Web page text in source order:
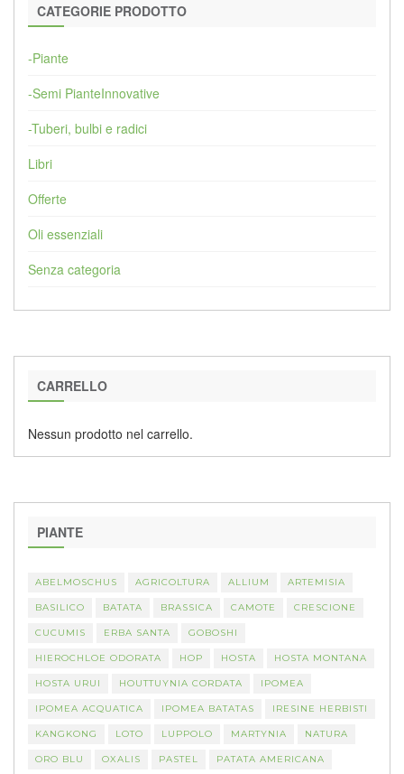
CATEGORIE PRODOTTO
-Piante
-Semi PianteInnovative
-Tuberi, bulbi e radici
Libri
Offerte
Oli essenziali
Senza categoria
CARRELLO
Nessun prodotto nel carrello.
PIANTE
ABELMOSCHUS AGRICOLTURA ALLIUM ARTEMISIA
BASILICO BATATA BRASSICA CAMOTE CRESCIONE
CUCUMIS ERBA SANTA GOBOSHI
HIEROCHLOE ODORATA HOP HOSTA HOSTA MONTANA
HOSTA URUI HOUTTUYNIA CORDATA IPOMEA
IPOMEA ACQUATICA IPOMEA BATATAS IRESINE HERBISTI
KANGKONG LOTO LUPPOLO MARTYNIA NATURA
ORO BLU OXALIS PASTEL PATATA AMERICANA